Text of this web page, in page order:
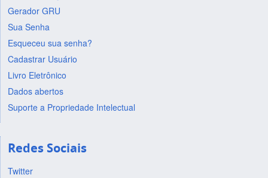
Gerador GRU
Sua Senha
Esqueceu sua senha?
Cadastrar Usuário
Livro Eletrônico
Dados abertos
Suporte a Propriedade Intelectual
Redes Sociais
Twitter